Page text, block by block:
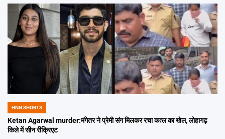
POSTED
IN
HNN SHORTS
Ketan Agarwal murder:मंगेतर ने प्रेमी संग मिलकर रचा कत्ल का खेल, लोहागढ़
किले में सीन रीक्रिएट